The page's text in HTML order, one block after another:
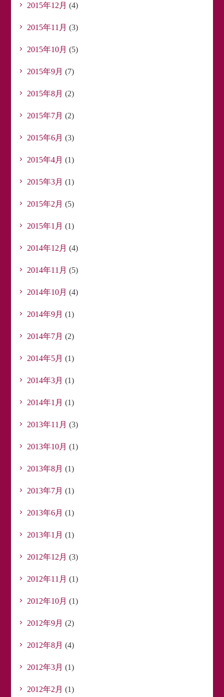
2015年12月 (4)
2015年11月 (3)
2015年10月 (5)
2015年9月 (7)
2015年8月 (2)
2015年7月 (2)
2015年6月 (3)
2015年4月 (1)
2015年3月 (1)
2015年2月 (5)
2015年1月 (1)
2014年12月 (4)
2014年11月 (5)
2014年10月 (4)
2014年9月 (1)
2014年7月 (2)
2014年5月 (1)
2014年3月 (1)
2014年1月 (1)
2013年11月 (3)
2013年10月 (1)
2013年8月 (1)
2013年7月 (1)
2013年6月 (1)
2013年1月 (1)
2012年12月 (3)
2012年11月 (1)
2012年10月 (1)
2012年9月 (2)
2012年8月 (4)
2012年3月 (1)
2012年2月 (1)